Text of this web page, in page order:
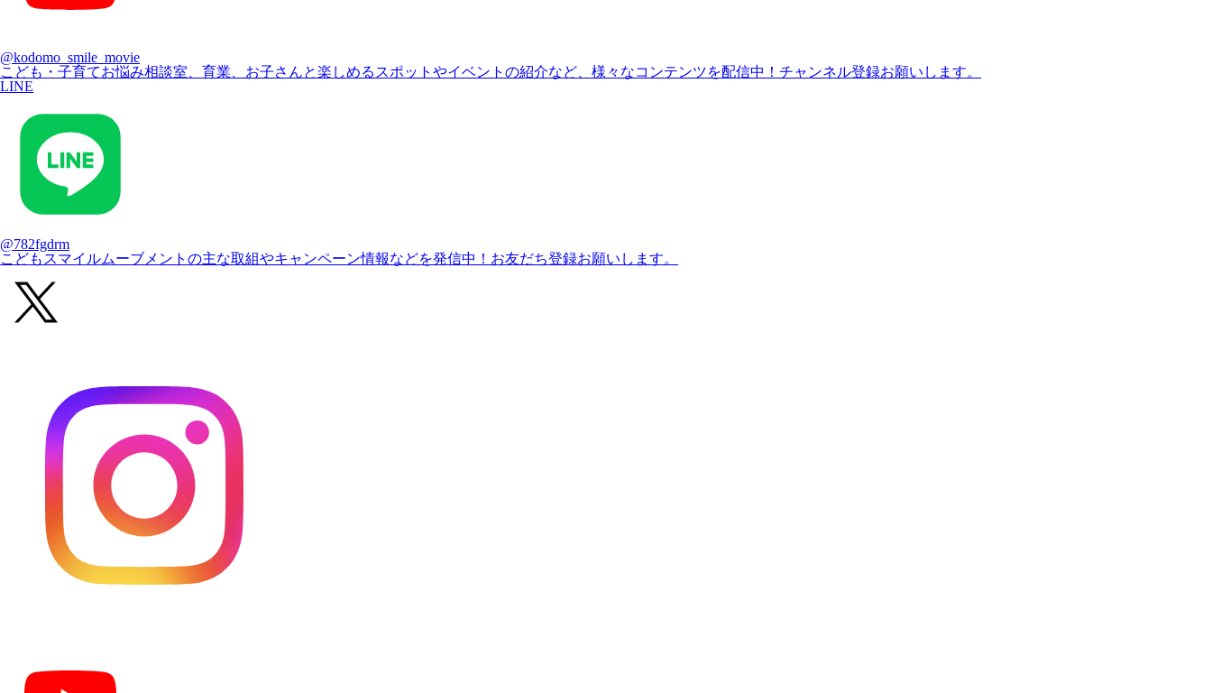
@kodomo_smile_movie
こども・子育てお悩み相談室、育業、お子さんと楽しめるスポットやイベントの紹介など、様々なコンテンツを配信中！チャンネル登録お願いします。
LINE
@782fgdrm
こどもスマイルムーブメントの主な取組やキャンペーン情報などを発信中！お友だち登録お願いします。